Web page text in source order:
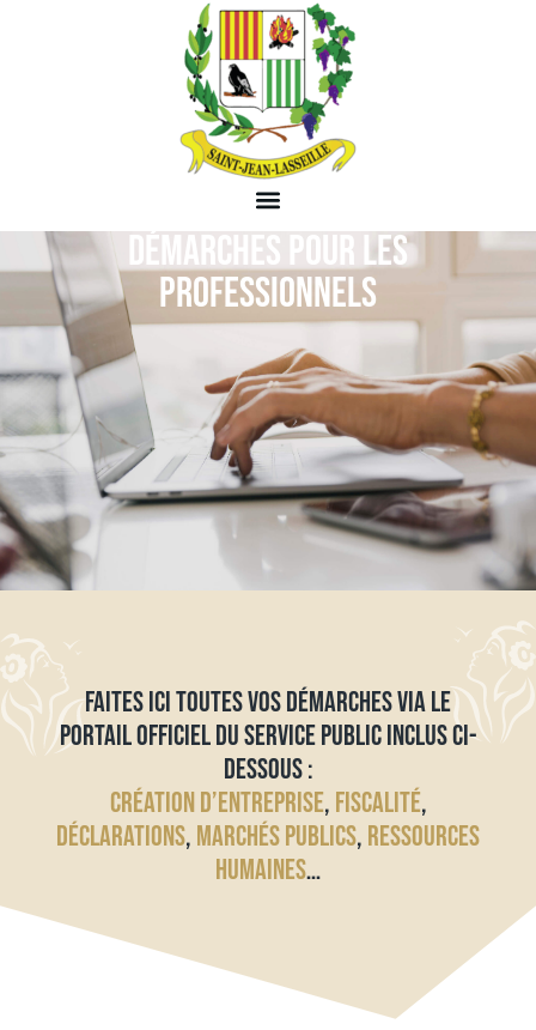
DÉMARCHES POUR LES
PROFESSIONNELS
FAITES ICI TOUTES VOS DÉMARCHES VIA LE
PORTAIL OFFICIEL DU SERVICE PUBLIC INCLUS CI-
DESSOUS :
CRÉATION D’ENTREPRISE, FISCALITÉ,
DÉCLARATIONS, MARCHÉS PUBLICS, RESSOURCES
HUMAINES…